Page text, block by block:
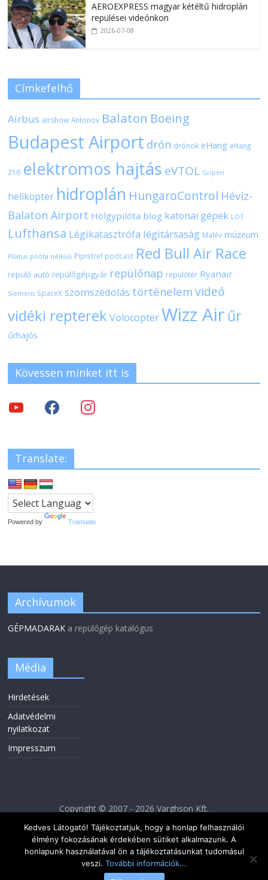
AEROEXPRESS magyar kétéltű hidroplán
repülései videónkon
2026-07-08
Címkefelhő
Airbus airshow Antonov Balaton Boeing
Budapest Airport drón drónok eHang eHang
216 elektromos hajtás eVTOL Gripen
helikopter hidroplán HungaroControl Hévíz-
Balaton Airport Hölgypilóta blog katonai gépek LOT
Lufthansa Légikatasztrófa légitársaság Malév múzeum
Pilatus pilóta nélküli Pipistrel podcast Red Bull Air Race
repülő autó repülőgépgyár repülőnap repülőtér Ryanair
Siemens SpaceX szomszédolás történelem videó
vidéki repterek Volocopter Wizz Air űr
űrhajós
Kövessen minket itt is
Translate:
Powered by Translate
Archívumok
GÉPMADARAK a repülőgép katalógus
Média
Hirdetések
Adatvédelmi
nyilatkozat
Impresszum
Copyright © 2007 - 2026 Varghson Kft.
Kedves Látogató! Tájékoztatjuk, hogy a honlap felhasználói
élmény fokozásának érdekében sütiket alkalmazunk. A
honlapunk használatával ön a tájékoztatásunkat tudomásul
veszi. További információk...